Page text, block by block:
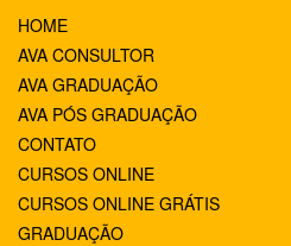
HOME
AVA CONSULTOR
AVA GRADUAÇÃO
AVA PÓS GRADUAÇÃO
CONTATO
CURSOS ONLINE
CURSOS ONLINE GRÁTIS
GRADUAÇÃO